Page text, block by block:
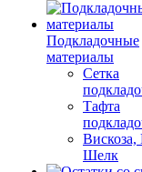
Подкладочные
материалы
Сетка
Тафта
Вискоза,
Шелк